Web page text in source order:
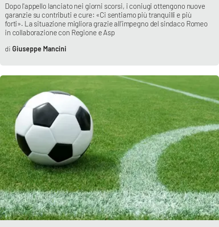
LaC TV
LaC Network
EDIZIONI
LOCALI
Catanzaro
Crotone
Vibo Valentia
Reggio Calabria
Cosenza
Dopo l'appello lanciato nei giorni scorsi, i coniugi ottengono nuove
garanzie su contributi e cure: «Ci sentiamo più tranquilli e più
forti». La situazione migliora grazie all’impegno del sindaco Romeo
in collaborazione con Regione e Asp
Giuseppe Mancini